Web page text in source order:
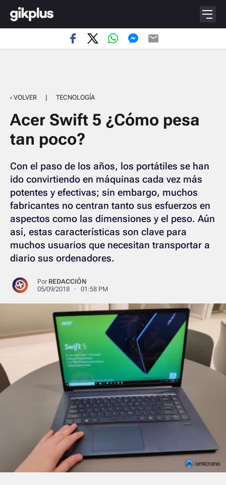
‹ VOLVER | TECNOLOGÍA
Acer Swift 5 ¿Cómo pesa
tan poco?
Con el paso de los años, los portátiles se han
ido convirtiendo en máquinas cada vez más
potentes y efectivas; sin embargo, muchos
fabricantes no centran tanto sus esfuerzos en
aspectos como las dimensiones y el peso. Aún
así, estas características son clave para
muchos usuarios que necesitan transportar a
diario sus ordenadores.
Por REDACCIÓN
05/09/2018 · 01:58 PM